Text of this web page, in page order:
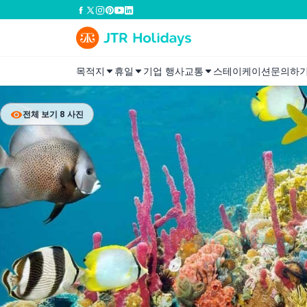
목적지 휴일 기업 행사교통 스테이케이션문의하
전체 보기 8 사진